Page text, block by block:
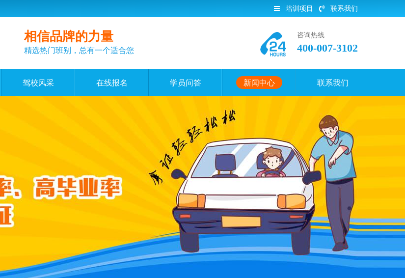
培训项目 联系我们
相信品牌的力量
精选热门班别，总有一个适合您
咨询热线
400-007-3102
驾校风采 在线报名 学员问答 新闻中心 联系我们